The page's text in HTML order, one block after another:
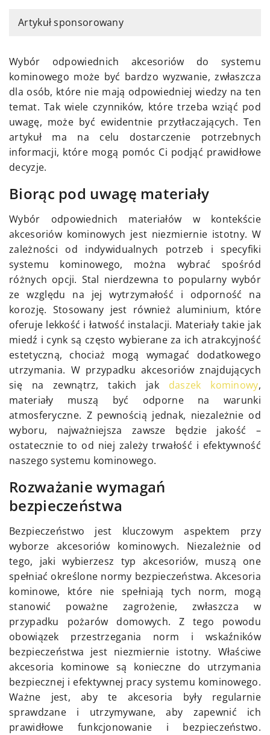
Artykuł sponsorowany
Wybór odpowiednich akcesoriów do systemu
kominowego może być bardzo wyzwanie, zwłaszcza
dla osób, które nie mają odpowiedniej wiedzy na ten
temat. Tak wiele czynników, które trzeba wziąć pod
uwagę, może być ewidentnie przytłaczających. Ten
artykuł ma na celu dostarczenie potrzebnych
informacji, które mogą pomóc Ci podjąć prawidłowe
decyzje.
Biorąc pod uwagę materiały
Wybór odpowiednich materiałów w kontekście
akcesoriów kominowych jest niezmiernie istotny. W
zależności od indywidualnych potrzeb i specyfiki
systemu kominowego, można wybrać spośród
różnych opcji. Stal nierdzewna to popularny wybór
ze względu na jej wytrzymałość i odporność na
korozję. Stosowany jest również aluminium, które
oferuje lekkość i łatwość instalacji. Materiały takie jak
miedź i cynk są często wybierane za ich atrakcyjność
estetyczną, chociaż mogą wymagać dodatkowego
utrzymania. W przypadku akcesoriów znajdujących
się na zewnątrz, takich jak daszek kominowy,
materiały muszą być odporne na warunki
atmosferyczne. Z pewnością jednak, niezależnie od
wyboru, najważniejsza zawsze będzie jakość –
ostatecznie to od niej zależy trwałość i efektywność
naszego systemu kominowego.
Rozważanie wymagań
bezpieczeństwa
Bezpieczeństwo jest kluczowym aspektem przy
wyborze akcesoriów kominowych. Niezależnie od
tego, jaki wybierzesz typ akcesoriów, muszą one
spełniać określone normy bezpieczeństwa. Akcesoria
kominowe, które nie spełniają tych norm, mogą
stanowić poważne zagrożenie, zwłaszcza w
przypadku pożarów domowych. Z tego powodu
obowiązek przestrzegania norm i wskaźników
bezpieczeństwa jest niezmiernie istotny. Właściwe
akcesoria kominowe są konieczne do utrzymania
bezpiecznej i efektywnej pracy systemu kominowego.
Ważne jest, aby te akcesoria były regularnie
sprawdzane i utrzymywane, aby zapewnić ich
prawidłowe funkcjonowanie i bezpieczeństwo.